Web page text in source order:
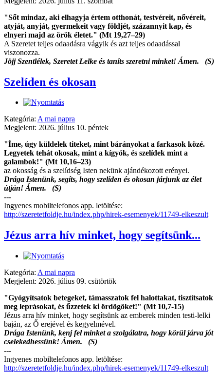
"Sőt mindaz, aki elhagyja értem otthonát, testvéreit, nővéreit,
atyját, anyját, gyermekeit vagy földjét, százannyit kap, és
elnyeri majd az örök életet." (Mt 19,27–29)
A Szeretet teljes odaadásra vágyik és azt teljes odaadással
viszonozza.
Jöjj Szentlélek, Szeretet Lelke és taníts szeretni minket! Ámen. (S)
Szelíden és okosan
Kategória: A mai napra
Megjelent: 2026. július 10. péntek
"Íme, úgy küldelek titeket, mint bárányokat a farkasok közé.
Legyetek tehát okosak, mint a kígyók, és szelídek mint a
galambok!" (Mt 10,16–23)
az okosság és a szelídség Isten nekünk ajándékozott erényei.
Drága Istenünk, segíts, hogy szelíden és okosan járjunk az élet
útján! Ámen. (S)
---
Ingyenes mobiltelefonos app. letöltése:
http://szeretetfoldje.hu/index.php/hirek-esemenyek/11749-elkeszult
Jézus arra hív minket, hogy segítsünk...
Kategória: A mai napra
Megjelent: 2026. július 09. csütörtök
"Gyógyítsatok betegeket, támasszatok fel halottakat, tisztítsatok
meg leprásokat, és űzzetek ki ördögöket!" (Mt 10,7-15)
Jézus arra hív minket, hogy segítsünk az emberek minden testi-lelki
baján, az Ő erejével és kegyelmével.
Drága Istenünk, kenj fel minket a szolgálatra, hogy körül járva jót
cselekedhessünk! Ámen. (S)
---
Ingyenes mobiltelefonos app. letöltése:
http://szeretetfoldje.hu/index.php/hirek-esemenyek/11749-elkeszult